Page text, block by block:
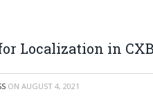
Localization in
ON AUGUST 4, 2021